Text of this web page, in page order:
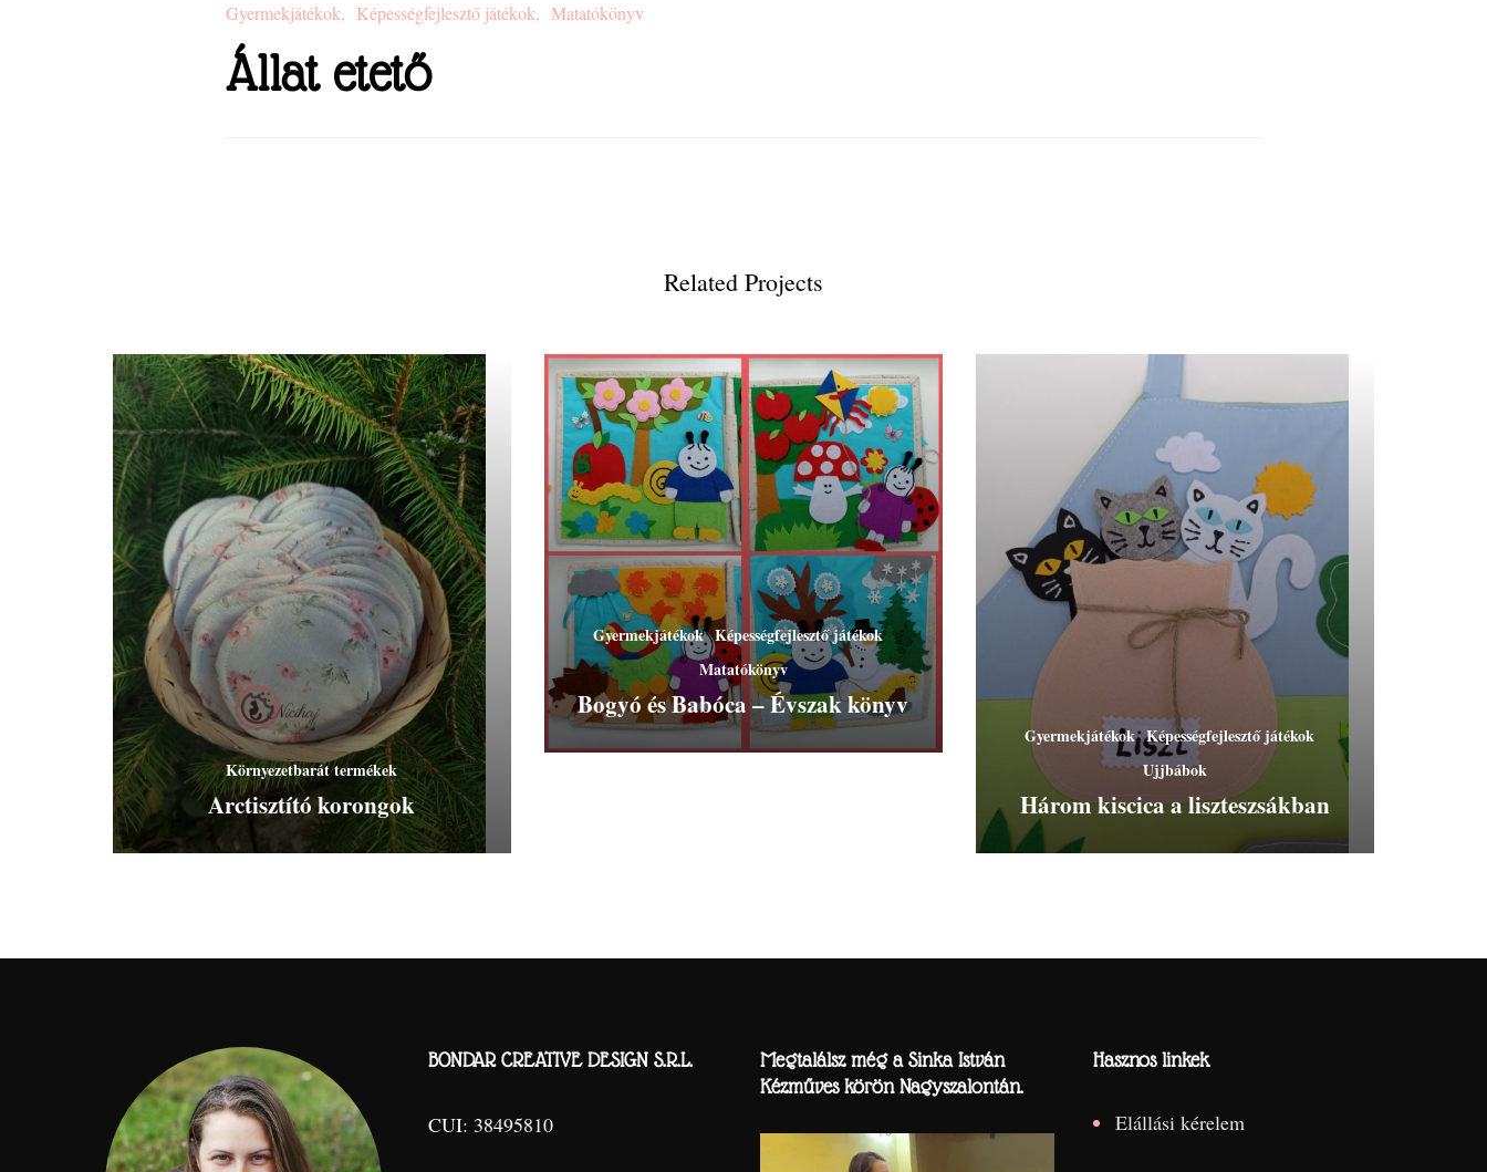
Gyermekjátékok Képességfejlesztő játékok Matatókönyv
Állat etető
Related Projects
Környezetbarát termékek
Arctisztító korongok
Gyermekjátékok Képességfejlesztő játékok
Matatókönyv
Bogyó és Babóca – Évszak könyv
Gyermekjátékok Képességfejlesztő játékok
Ujjbábok
Három kiscica a liszteszsákban
BONDAR CREATIVE DESIGN S.R.L.
CUI: 38495810
Megtalálsz még a Sinka István
Kézműves körön Nagyszalontán.
Hasznos linkek
Elállási kérelem